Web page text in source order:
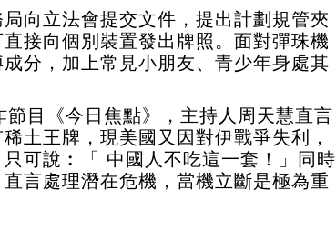
向立法會提交文件，提出計劃規管夾
接向個別裝置發出牌照。面對彈珠機
分，加上常見小朋友、青少年身處其
目《今日焦點》，主持人周天慧直言
土王牌，現美國又因對伊戰爭失利，
可說︰「 中國人不吃這一套！」同時
言處理潛在危機，當機立斷是極為重